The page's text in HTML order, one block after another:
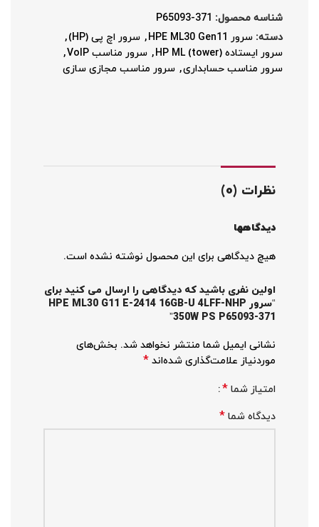
شناسه محصول: P65093-371
دسته: سرور HPE ML30 Gen11 , سرور اچ پی (HP)
,
سرور ایستاده HP ML (tower)
, سرور مناسب VoIP
,
سرور مناسب حسابداری, سرور مناسب مجازی سازی
نظرات (0)
دیدگاهها
هیچ دیدگاهی برای این محصول نوشته نشده است.
اولین نفری باشید که دیدگاهی را ارسال می کنید برای
“سرور HPE ML30 G11 E-2414 16GB-U 4LFF-NHP
350W PS P65093-371”
نشانی ایمیل شما منتشر نخواهد شد. بخش‌های
موردنیاز علامت‌گذاری شده‌اند *
امتیاز شما *
دیدگاه شما *